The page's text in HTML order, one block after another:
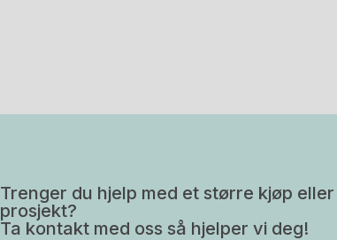
Trenger du hjelp med et større kjøp eller
prosjekt?
Ta kontakt med oss så hjelper vi deg!